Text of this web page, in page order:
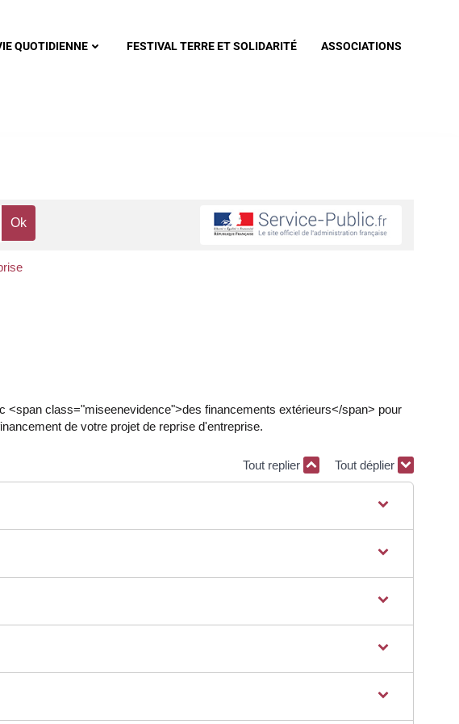
QUOTIDIENNE FESTIVAL TERRE ET SOLIDARITÉ ASSOCIATIONS
class="miseenevidence">des financements extérieurs</span> pour
de votre projet de reprise d'entreprise.
Tout replier Tout déplier